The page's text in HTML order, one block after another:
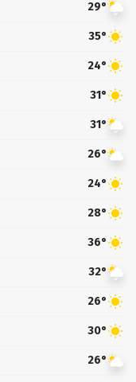
29°
35°
24°
31°
31°
26°
24°
28°
36°
32°
26°
30°
26°